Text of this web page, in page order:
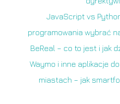
JavaScript vs
programowania wybrać
BeReal – co to jest i jak
Waymo i inne aplikacje
miastach – jak